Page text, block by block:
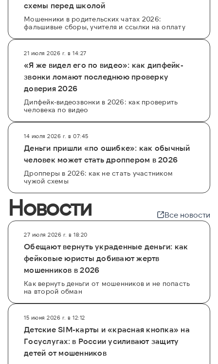
схемы перед школой
Мошенники в родительских чатах 2026:
фальшивые сборы, учителя и ссылки на оплату
21 июля 2026 г. в 14:27
«Я же видел его по видео»: как дипфейк-
звонки ломают последнюю проверку
доверия 2026
Дипфейк-видеозвонки в 2026: как проверить
человека по видео
14 июля 2026 г. в 07:45
Деньги пришли «по ошибке»: как обычный
человек может стать дроппером в 2026
Дропперы в 2026: как не стать участником
чужой схемы
Новости Все новости
27 июля 2026 г. в 18:20
Обещают вернуть украденные деньги: как
фейковые юристы добивают жертв
мошенников в 2026
Как вернуть деньги от мошенников и не попасть
на второй обман
15 июня 2026 г. в 12:12
Детские SIM-карты и «красная кнопка» на
Госуслугах: в России усиливают защиту
детей от мошенников